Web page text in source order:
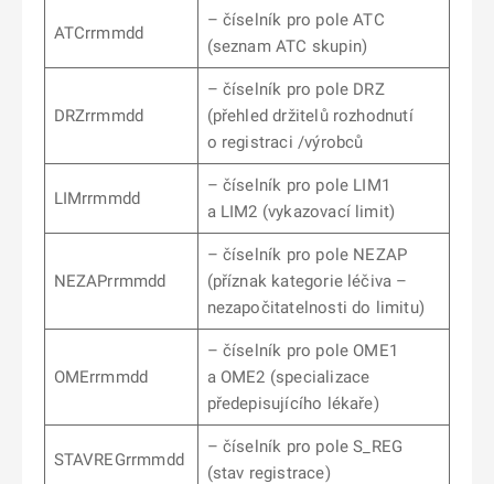
ATCrrmmdd
– číselník pro pole ATC
(seznam ATC skupin)
DRZrrmmdd
– číselník pro pole DRZ
(přehled držitelů rozhodnutí
o registraci /výrobců
LIMrrmmdd
– číselník pro pole LIM1
a LIM2 (vykazovací limit)
NEZAPrrmmdd
– číselník pro pole NEZAP
(příznak kategorie léčiva –
nezapočitatelnosti do limitu)
OMErrmmdd
– číselník pro pole OME1
a OME2 (specializace
předepisujícího lékaře)
STAVREGrrmmdd
– číselník pro pole S_REG
(stav registrace)